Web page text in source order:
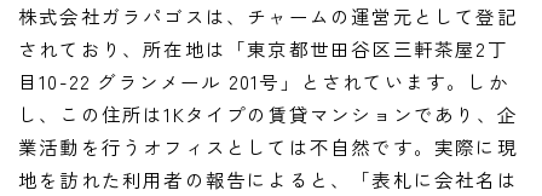
株式会社ガラパゴスは、チャームの運営元として登記
されており、所在地は「東京都世田谷区三軒茶屋2丁
目10-22 グランメール 201号」とされています。しか
し、この住所は1Kタイプの賃貸マンションであり、企
業活動を行うオフィスとしては不自然です。実際に現
地を訪れた利用者の報告によると、「表札に会社名は